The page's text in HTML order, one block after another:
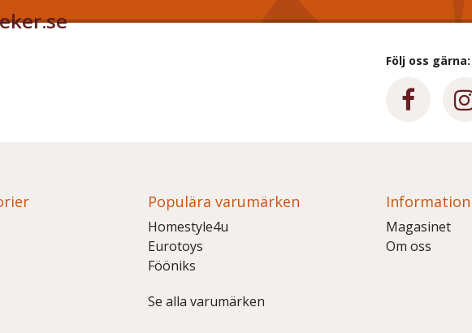
Följ oss gärna:
Populära varumärken
Homestyle4u
Eurotoys
Fööniks
Se alla varumärken
Information
Magasinet
Om oss